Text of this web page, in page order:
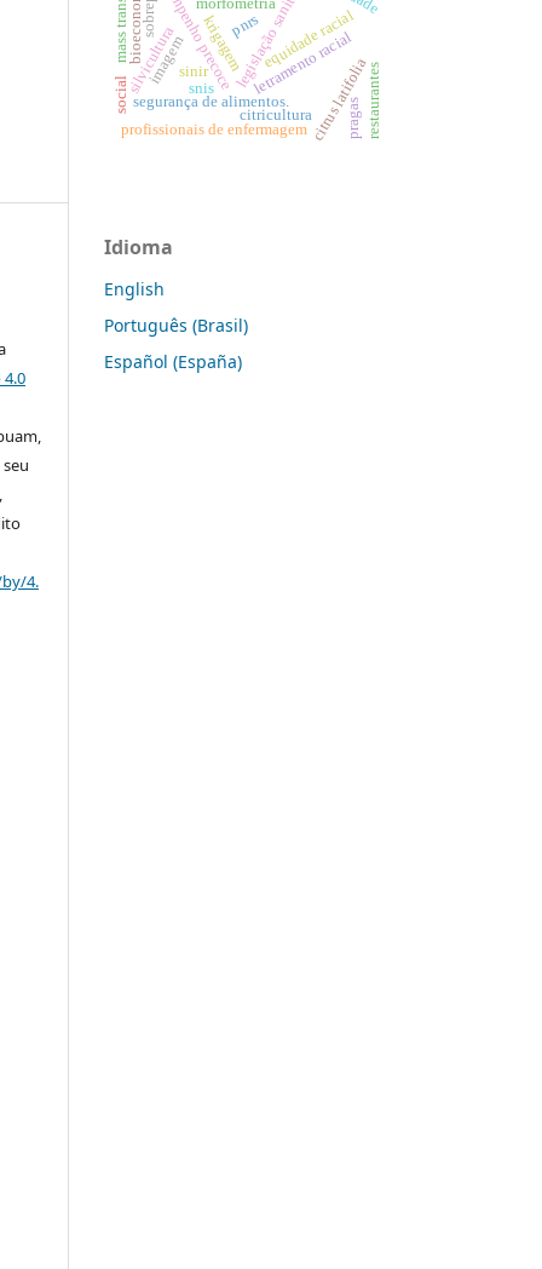
4.
equidade racial
letramento racial
segurança de alimentos.
legislação sanitária
citrus latifolia
citricultura
desempenho precoce
pragas
morfometria
silvicultura
profissionais de enfermagem
krigagem
bioeconomy
mass transfer pnrs
snis
sinir
imagem
social restaurantes
Idioma
English
Português (Brasil)
Español (España)